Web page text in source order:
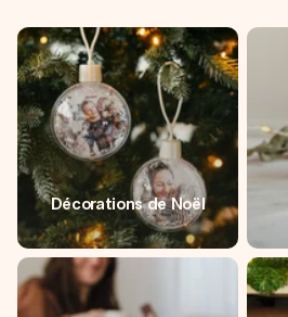
Décorations de Noël